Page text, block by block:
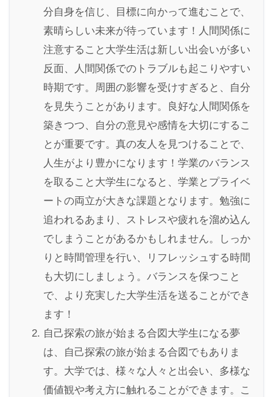
分自身を信じ、目標に向かって進むことで、
素晴らしい未来が待っています！人間関係に
注意すること大学生活は新しい出会いが多い
反面、人間関係でのトラブルも起こりやすい
時期です。周囲の影響を受けすぎると、自分
を見失うことがあります。良好な人間関係を
築きつつ、自分の意見や感情を大切にするこ
とが重要です。真の友人を見つけることで、
人生がより豊かになります！学業のバランス
を取ること大学生になると、学業とプライベ
ートの両立が大きな課題となります。勉強に
追われるあまり、ストレスや疲れを溜め込ん
でしまうことがあるかもしれません。しっか
りと時間管理を行い、リフレッシュする時間
も大切にしましょう。バランスを保つこと
で、より充実した大学生活を送ることができ
ます！
自己探索の旅が始まる合図大学生になる夢
は、自己探索の旅が始まる合図でもありま
す。大学では、様々な人々と出会い、多様な
価値観や考え方に触れることができます。こ